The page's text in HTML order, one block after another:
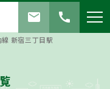
call
mail
新宿三丁目駅